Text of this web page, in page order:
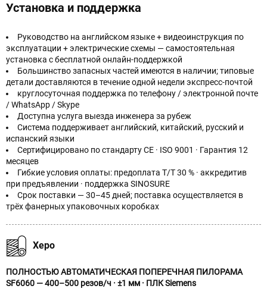
Установка и поддержка
Руководство на английском языке + видеоинструкция по
эксплуатации + электрические схемы — самостоятельная
установка с бесплатной онлайн-поддержкой
Большинство запасных частей имеются в наличии; типовые
детали доставляются в течение одной недели экспресс-почтой
круглосуточная поддержка по телефону / электронной почте
/ WhatsApp / Skype
Доступна услуга выезда инженера за рубеж
Система поддерживает английский, китайский, русский и
испанский языки
Сертифицировано по стандарту CE · ISO 9001 · Гарантия 12
месяцев
Гибкие условия оплаты: предоплата Т/Т 30 % · аккредитив
при предъявлении · поддержка SINOSURE
Срок поставки — 30–45 дней; поставка осуществляется в
трёх фанерных упаковочных коробках
Херо
ПОЛНОСТЬЮ АВТОМАТИЧЕСКАЯ ПОПЕРЕЧНАЯ ПИЛОРАМА
SF6060 — 400–500 резов/ч · ±1 мм · ПЛК Siemens